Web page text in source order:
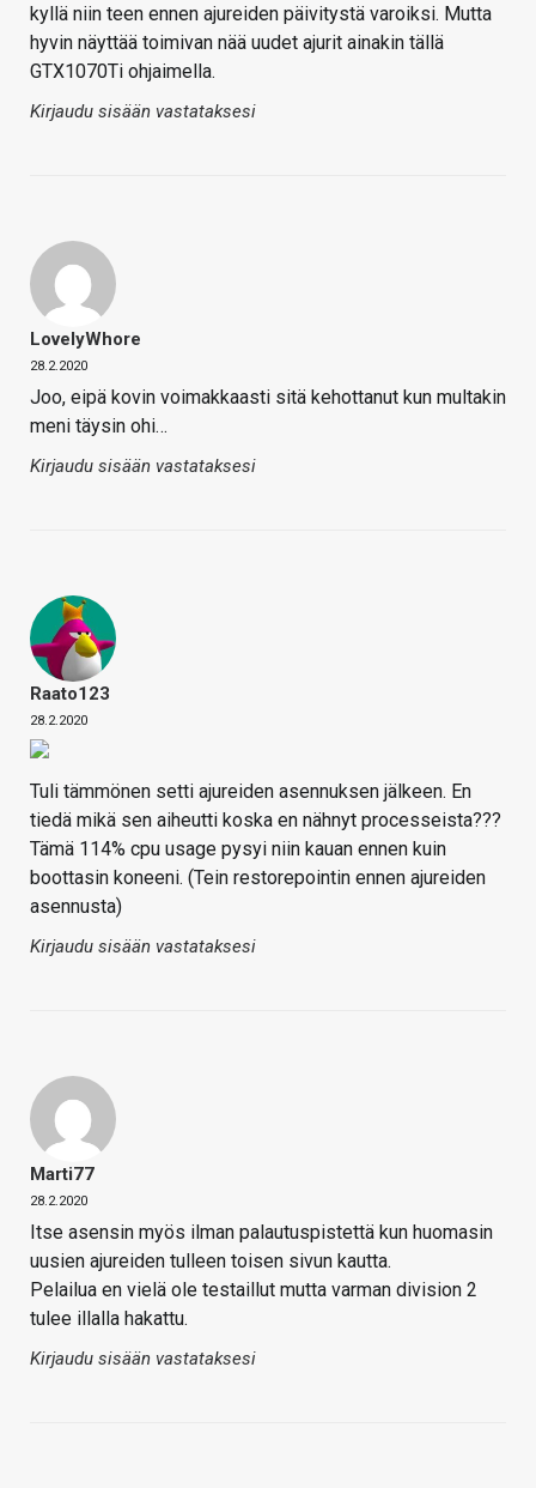
kyllä niin teen ennen ajureiden päivitystä varoiksi. Mutta
hyvin näyttää toimivan nää uudet ajurit ainakin tällä
GTX1070Ti ohjaimella.
Kirjaudu sisään vastataksesi
LovelyWhore
28.2.2020
Joo, eipä kovin voimakkaasti sitä kehottanut kun multakin
meni täysin ohi…
Kirjaudu sisään vastataksesi
Raato123
28.2.2020
Tuli tämmönen setti ajureiden asennuksen jälkeen. En
tiedä mikä sen aiheutti koska en nähnyt processeista???
Tämä 114% cpu usage pysyi niin kauan ennen kuin
boottasin koneeni. (Tein restorepointin ennen ajureiden
asennusta)
Kirjaudu sisään vastataksesi
Marti77
28.2.2020
Itse asensin myös ilman palautuspistettä kun huomasin
uusien ajureiden tulleen toisen sivun kautta.
Pelailua en vielä ole testaillut mutta varman division 2
tulee illalla hakattu.
Kirjaudu sisään vastataksesi